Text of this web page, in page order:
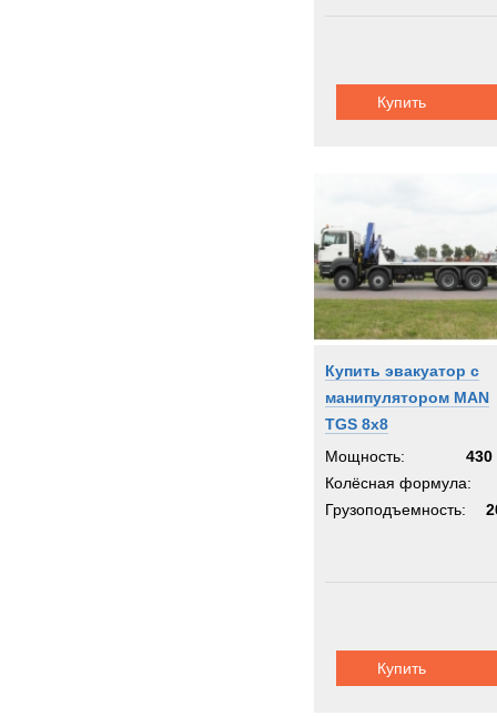
Купить
Купить эвакуатор с
манипулятором MAN
TGS 8x8
Мощность:
430
Колёсная формула:
Грузоподъемность:
Купить